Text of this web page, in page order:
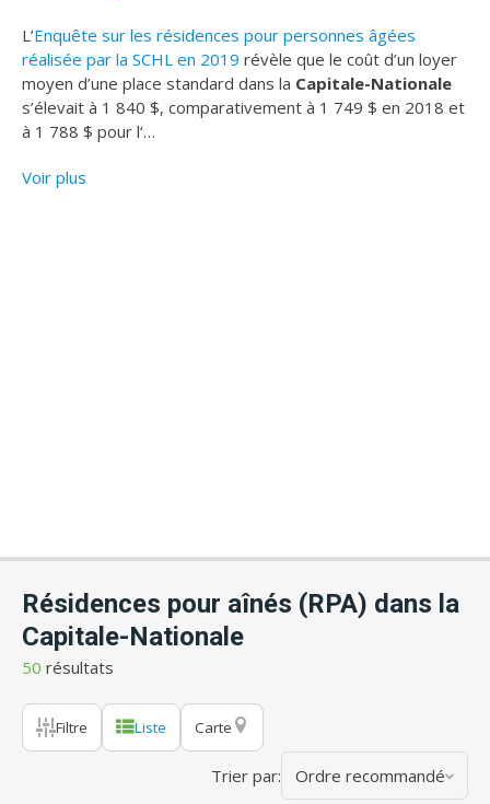
L’Enquête sur les résidences pour personnes âgées
réalisée par la SCHL en 2019 révèle que le coût d’un loyer
moyen d’une place standard dans la Capitale-Nationale
s’élevait à 1 840 $, comparativement à 1 749 $ en 2018 et
à 1 788 $ pour l‘…
Voir plus
Résidences pour aînés (RPA) dans la
Capitale-Nationale
50 résultats
Filtre Liste Carte
Trier par: Ordre recommandé